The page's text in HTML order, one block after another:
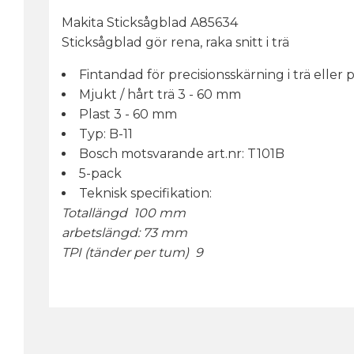
Makita Sticksågblad A85634
Sticksågblad gör rena, raka snitt i trä
Fintandad för precisionsskärning i trä eller
Mjukt / hårt trä 3 - 60 mm
Plast 3 - 60 mm
Typ: B-11
Bosch motsvarande art.nr: T101B
5-pack
Teknisk specifikation:
Totallängd 100 mm
arbetslängd: 73 mm
TPI (tänder per tum) 9